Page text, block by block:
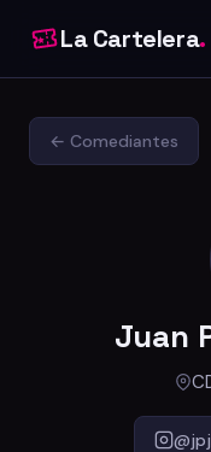
La Cartelera.
← Comediantes
Juan